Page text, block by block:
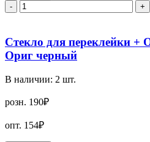
-
+
Стекло для переклейки +
Ориг черный
В наличии: 2 шт.
розн. 190₽
опт. 154₽